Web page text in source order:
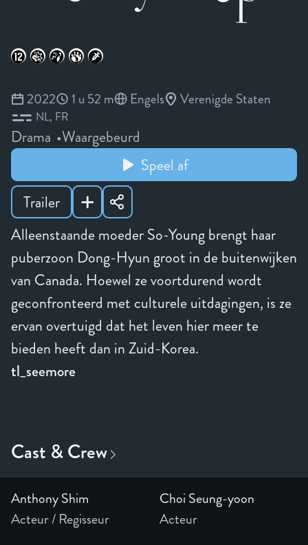
Alleenstaande moeder So-Young brengt haar
puberzoon Dong-Hyun groot in de buitenwijken
van Canada. Hoewel ze voortdurend wordt
geconfronteerd met culturele uitdagingen, is ze
ervan overtuigd dat het leven hier meer te
bieden heeft dan in Zuid-Korea.
tl_seemore
2022 1 u 52 m Engels Verenigde Staten
NL FR
Drama Waargebeurd
Speel af
Trailer
Anthony Shim
Acteur / Regisseur
Choi Seung-yoon
Acteur